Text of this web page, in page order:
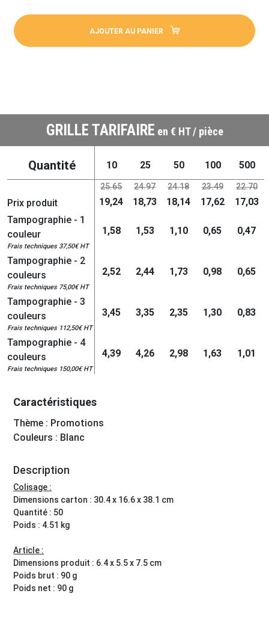
AJOUTER AU PANIER
GRILLE TARIFAIRE en € HT / pièce
Quantité 10 25 50 100 500
25.65 24.97 24.18 23.49 22.70
Prix produit 19,24 18,73 18,14 17,62
17,03
Tampographie - 1
couleur
Frais techniques 37,50€ HT
1,58 1,53 1,10 0,65 0,47
Tampographie - 2
couleurs
Frais techniques 75,00€ HT
2,52 2,44 1,73 0,98 0,65
Tampographie - 3
couleurs
Frais techniques 112,50€ HT
3,45 3,35 2,35 1,30 0,83
Tampographie - 4
couleurs
Frais techniques 150,00€ HT
4,39 4,26 2,98 1,63 1,01
Caractéristiques
Thème : Promotions
Couleurs : Blanc
Description
Colisage :
Dimensions carton : 30.4 x 16.6 x 38.1 cm
Quantité : 50
Poids : 4.51 kg
Article :
Dimensions produit : 6.4 x 5.5 x 7.5 cm
Poids brut : 90 g
Poids net : 90 g